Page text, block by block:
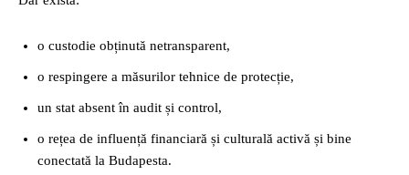
o custodie obținută netransparent,
o respingere a măsurilor tehnice de protecție,
un stat absent în audit și control,
o rețea de influență financiară și culturală activă și bine
conectată la Budapesta.